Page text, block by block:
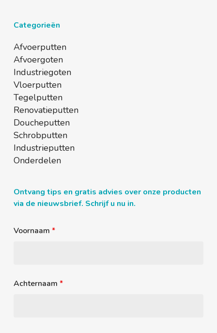
Categorieën
Afvoerputten
Afvoergoten
Industriegoten
Vloerputten
Tegelputten
Renovatieputten
Doucheputten
Schrobputten
Industrieputten
Onderdelen
Ontvang tips en gratis advies over onze producten
via de nieuwsbrief. Schrijf u nu in.
Voornaam*
Achternaam*